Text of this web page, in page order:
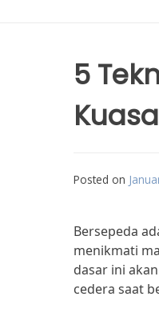
5
Posted on
Bersepeda
menikmati
dasar ini
cedera saat